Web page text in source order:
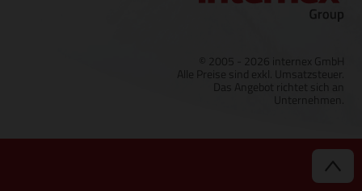
© 2005 - 2026 internex GmbH
Alle Preise sind exkl. Umsatzsteuer.
Das Angebot richtet sich an
Unternehmen.